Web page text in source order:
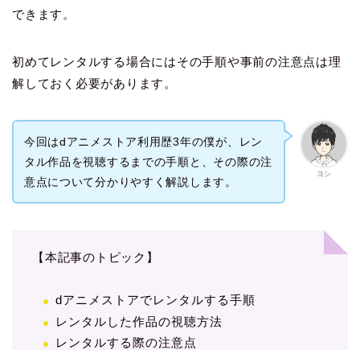
できます。
初めてレンタルする場合にはその手順や事前の注意点は理
解しておく必要があります。
ヨシ
今回はdアニメストア利用歴3年の僕が、レン
タル作品を視聴するまでの手順と、その際の注
意点について分かりやすく解説します。
【本記事のトピック】
dアニメストアでレンタルする手順
レンタルした作品の視聴方法
レンタルする際の注意点